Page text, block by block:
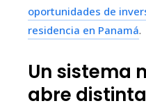
oportunidades de
residencia en Panamá.
Un sistema
abre